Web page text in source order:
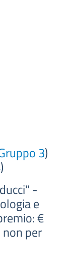
3)
)
-
e
€
per